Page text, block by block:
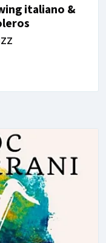
italiano &